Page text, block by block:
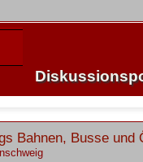
Bahnen, Busse und